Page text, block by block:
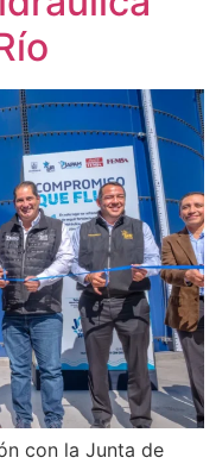
con la Junta de